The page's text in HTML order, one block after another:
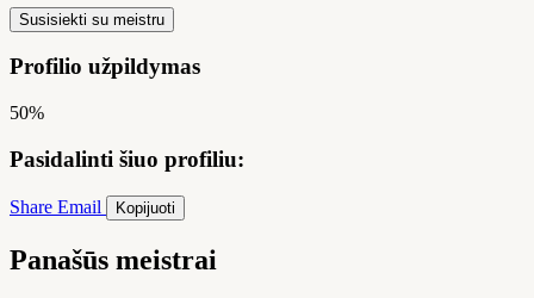
Susisiekti su meistru
Profilio užpildymas
50%
Pasidalinti šiuo profiliu:
Share Email Kopijuoti
Panašūs meistrai